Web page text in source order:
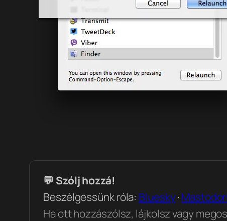
💬 Szólj hozzá!
Beszélgessünk róla: Bluesky·
Ha ott hozzászólsz, lájkolsz vagy